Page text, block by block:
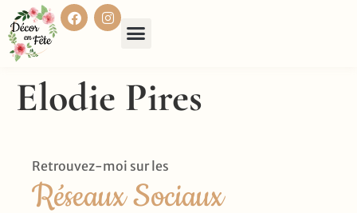
Elodie Pires
Retrouvez-moi sur les
Réseaux Sociaux